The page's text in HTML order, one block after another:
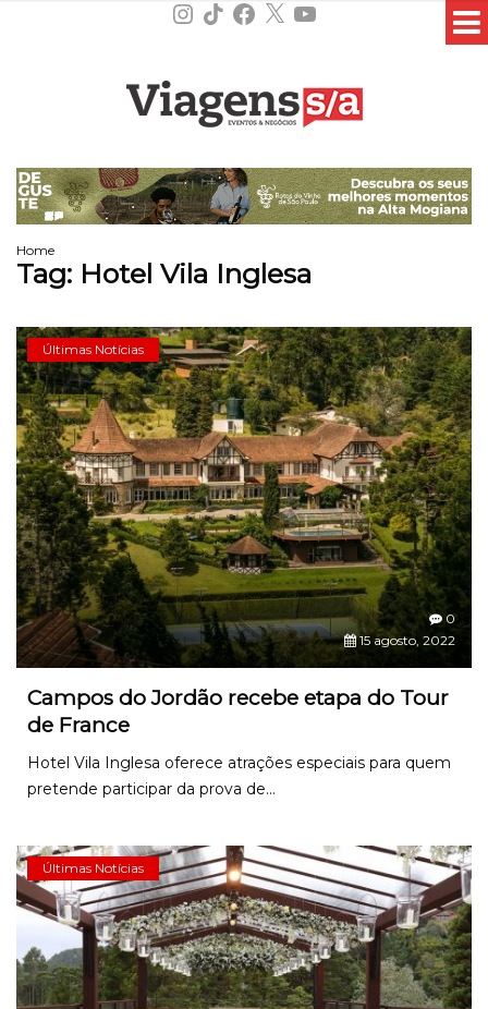
Instagram
TikTokFacebook
X YouTube
Home
Tag: Hotel Vila Inglesa
Últimas Notícias
0
15 agosto, 2022
Campos do Jordão recebe etapa do Tour
de France
Hotel Vila Inglesa oferece atrações especiais para quem
pretende participar da prova de...
Últimas Notícias